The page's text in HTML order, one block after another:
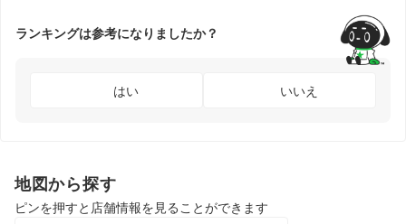
ランキングは参考になりましたか？
はい いいえ
地図から探す
ピンを押すと店舗情報を見ることができます